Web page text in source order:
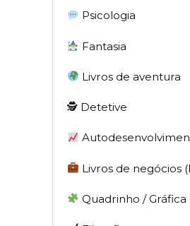
Psicologia
Fantasia
Livros de aventura
🕵 Detetive
Livros de negócios
Quadrinho / Gráfica